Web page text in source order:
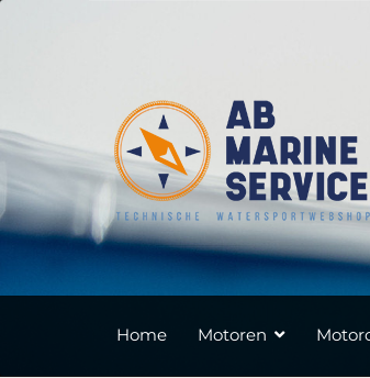
navigatie
inhoud
Home Motoren